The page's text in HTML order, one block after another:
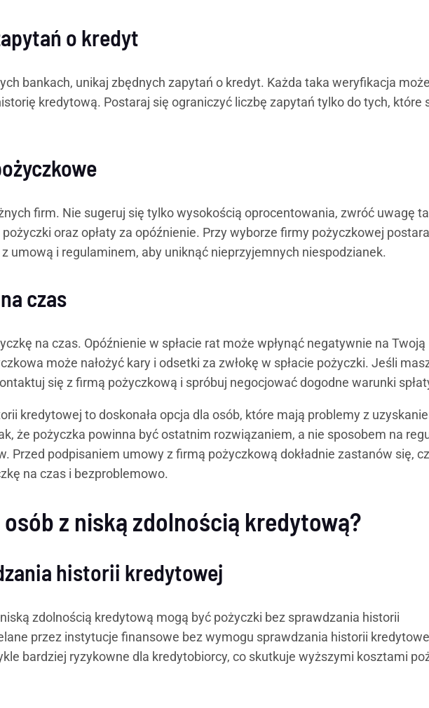
o kredyt
bankach, unikaj zbędnych zapytań o kredyt. Każda taka weryfikacja może
kredytową. Postaraj się ograniczyć liczbę zapytań tylko do tych, które
firm. Nie sugeruj się tylko wysokością oprocentowania, zwróć uwagę
oraz opłaty za opóźnienie. Przy wyborze firmy pożyczkowej
umową i regulaminem, aby uniknąć nieprzyjemnych niespodzianek.
czas
na czas. Opóźnienie w spłacie rat może wpłynąć negatywnie na Twoją
może nałożyć kary i odsetki za zwłokę w spłacie pożyczki. Jeśli
się z firmą pożyczkową i spróbuj negocjować dogodne warunki
kredytowej to doskonała opcja dla osób, które mają problemy z
że pożyczka powinna być ostatnim rozwiązaniem, a nie sposobem na
Przed podpisaniem umowy z firmą pożyczkową dokładnie zastanów się,
na czas i bezproblemowo.
z niską zdolnością kredytową?
historii kredytowej
zdolnością kredytową mogą być pożyczki bez sprawdzania historii
przez instytucje finansowe bez wymogu sprawdzania historii
bardziej ryzykowne dla kredytobiorcy, co skutkuje wyższymi kosztami